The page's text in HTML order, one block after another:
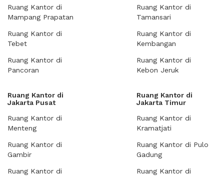
Ruang Kantor di
Mampang Prapatan
Ruang Kantor di
Tebet
Ruang Kantor di
Pancoran
Ruang Kantor di
Tamansari
Ruang Kantor di
Kembangan
Ruang Kantor di
Kebon Jeruk
Ruang Kantor di
Jakarta Pusat
Ruang Kantor di
Menteng
Ruang Kantor di
Gambir
Ruang Kantor di
Ruang Kantor di
Jakarta Timur
Ruang Kantor di
Kramatjati
Ruang Kantor di Pulo
Gadung
Ruang Kantor di